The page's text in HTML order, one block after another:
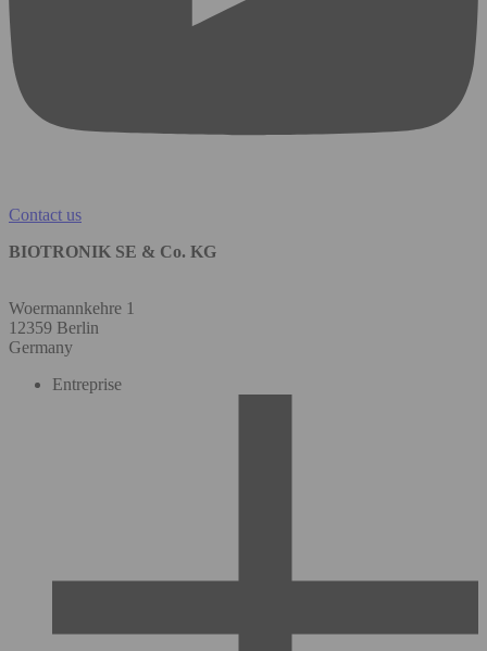
Contact us
BIOTRONIK SE & Co. KG
Woermannkehre 1
12359 Berlin
Germany
Entreprise